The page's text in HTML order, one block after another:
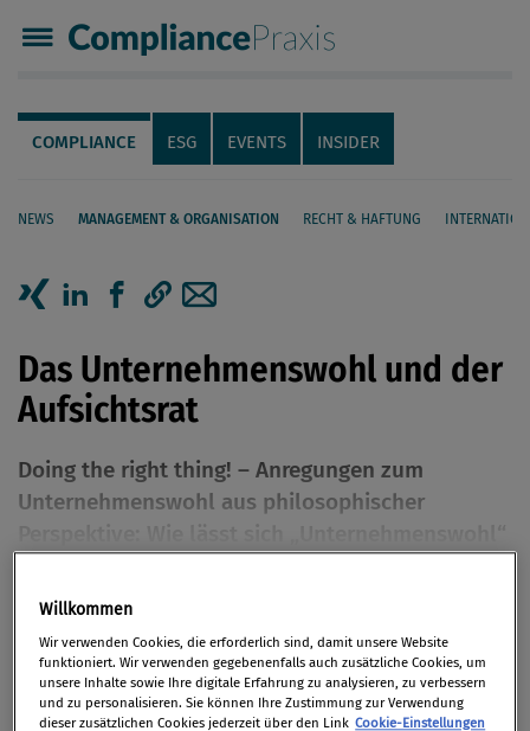
Compliance Praxis
Servicenavigation
Navigation
COMPLIANCE ESG EVENTS INSIDER
NEWS MANAGEMENT & ORGANISATION RECHT & HAFTUNG
Seiteninhalt
Das Unternehmenswohl und der
Aufsichtsrat
Doing the right thing! – Anregungen zum
Unternehmenswohl aus philosophischer
kann es in den Köpfen und Herzen aller
Mitarbeiter, vom kleinen Sachbearbeiter bis zum
Vorstand, verankert werden? Und welche Rolle
spielt der Aufsichtsrat dabei?
Willkommen
Wir verwenden Cookies, die erforderlich sind, damit unsere Website
funktioniert. Wir verwenden gegebenenfalls auch zusätzliche Cookies, um
unsere Inhalte sowie Ihre digitale Erfahrung zu analysieren, zu verbessern
und zu personalisieren. Sie können Ihre Zustimmung zur Verwendung
dieser zusätzlichen Cookies jederzeit über den Link Cookie-Einstellungen